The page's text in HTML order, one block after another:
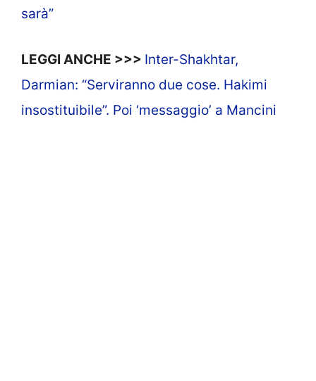
sarà”
LEGGI ANCHE >>> Inter-Shakhtar,
Darmian: “Serviranno due cose. Hakimi
insostituibile”. Poi ‘messaggio’ a Mancini